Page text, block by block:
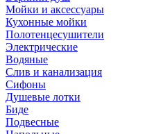
Мойки и аксессуары
Кухонные мойки
Полотенцесушители
Электрические
Водяные
Слив и канализация
Сифоны
Душевые лотки
Биде
Подвесные